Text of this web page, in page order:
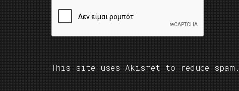
This site uses Akismet to reduce